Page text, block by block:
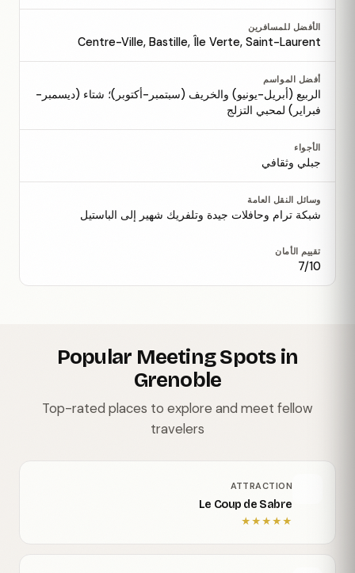
الأفضل للمسافرين
Centre-Ville, Bastille, Île Verte, Saint-Laurent
أفضل المواسم
الربيع (أبريل-يونيو) والخريف (سبتمبر-أكتوبر)؛ شتاء (ديسمبر-
فبراير) لمحبي التزلج
الأجواء
جبلي وثقافي
وسائل النقل العامة
شبكة ترام وحافلات جيدة وتلفريك شهير إلى الباستيل
تقييم الأمان
7/10
Popular Meeting Spots in
Grenoble
Top-rated places to explore and meet fellow
travelers
ATTRACTION
Le Coup de Sabre
★
★
★
★
★